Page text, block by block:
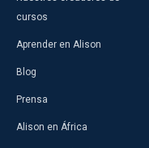
cursos
Aprender en Alison
Blog
Prensa
Alison en África